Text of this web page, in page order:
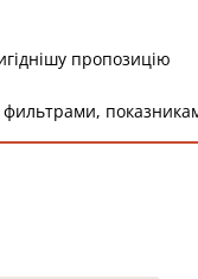
пропозицію